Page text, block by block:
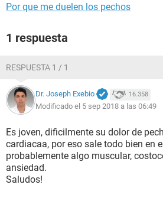
Por que me duelen los pechos
1 respuesta
RESPUESTA 1 / 1
Dr. Joseph Exebio 16.358
Modificado el 5 sep 2018 a las 06:49
Es joven, dificilmente su dolor de
cardiacaa, por eso sale todo bien en
probablemente algo muscular,
ansiedad.
Saludos!